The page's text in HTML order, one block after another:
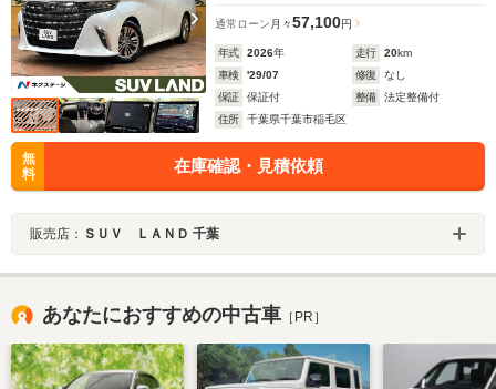
通常ローン 月々57,100円
年式 2026年 走行 20km
車検
'29/07 修復
なし
保証
保証付 整備
法定整備付
住所
千葉県千葉市稲毛区
無
料
在庫確認・見積依頼
販売店： ＳＵＶ ＬＡＮＤ 千葉
あなたにおすすめの中古車 ［PR］